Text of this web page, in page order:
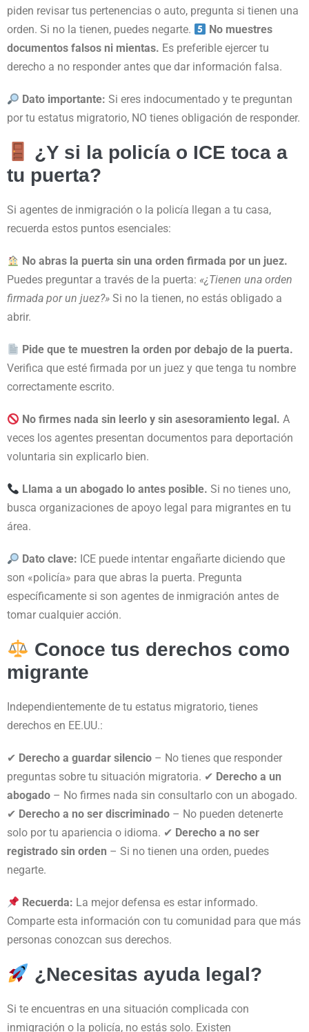
piden revisar tus pertenencias o auto, pregunta si tienen una
orden. Si no la tienen, puedes negarte.
No muestres
documentos falsos ni mientas. Es preferible ejercer tu
derecho a no responder antes que dar información falsa.
Dato importante: Si eres indocumentado y te preguntan
por tu estatus migratorio, NO tienes obligación de responder.
¿Y si la policía o ICE toca a
tu puerta?
Si agentes de inmigración o la policía llegan a tu casa,
recuerda estos puntos esenciales:
No abras la puerta sin una orden firmada por un juez.
Puedes preguntar a través de la puerta: «¿Tienen una orden
firmada por un juez?» Si no la tienen, no estás obligado a
abrir.
Pide que te muestren la orden por debajo de la puerta.
Verifica que esté firmada por un juez y que tenga tu nombre
correctamente escrito.
No firmes nada sin leerlo y sin asesoramiento legal. A
veces los agentes presentan documentos para deportación
voluntaria sin explicarlo bien.
Llama a un abogado lo antes posible. Si no tienes uno,
busca organizaciones de apoyo legal para migrantes en tu
área.
Dato clave: ICE puede intentar engañarte diciendo que
son «policía» para que abras la puerta. Pregunta
específicamente si son agentes de inmigración antes de
tomar cualquier acción.
Conoce tus derechos como
migrante
Independientemente de tu estatus migratorio, tienes
derechos en EE.UU.:
✔ Derecho a guardar silencio – No tienes que responder
preguntas sobre tu situación migratoria. ✔ Derecho a un
abogado – No firmes nada sin consultarlo con un abogado.
✔ Derecho a no ser discriminado – No pueden detenerte
solo por tu apariencia o idioma. ✔ Derecho a no ser
registrado sin orden – Si no tienen una orden, puedes
negarte.
Recuerda: La mejor defensa es estar informado.
Comparte esta información con tu comunidad para que más
personas conozcan sus derechos.
¿Necesitas ayuda legal?
Si te encuentras en una situación complicada con
inmigración o la policía, no estás solo. Existen